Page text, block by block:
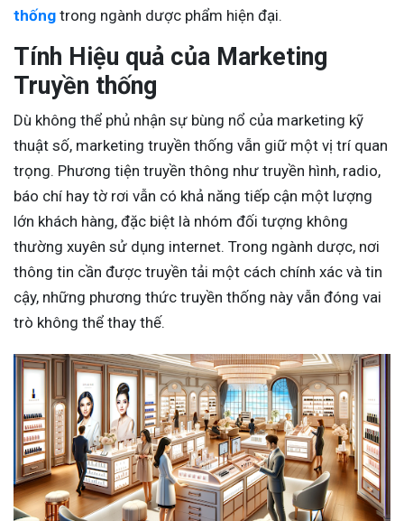
thống trong ngành dược phẩm hiện đại.
Tính Hiệu quả của Marketing
Truyền thống
Dù không thể phủ nhận sự bùng nổ của marketing kỹ
thuật số, marketing truyền thống vẫn giữ một vị trí quan
trọng. Phương tiện truyền thông như truyền hình, radio,
báo chí hay tờ rơi vẫn có khả năng tiếp cận một lượng
lớn khách hàng, đặc biệt là nhóm đối tượng không
thường xuyên sử dụng internet. Trong ngành dược, nơi
thông tin cần được truyền tải một cách chính xác và tin
cậy, những phương thức truyền thống này vẫn đóng vai
trò không thể thay thế.